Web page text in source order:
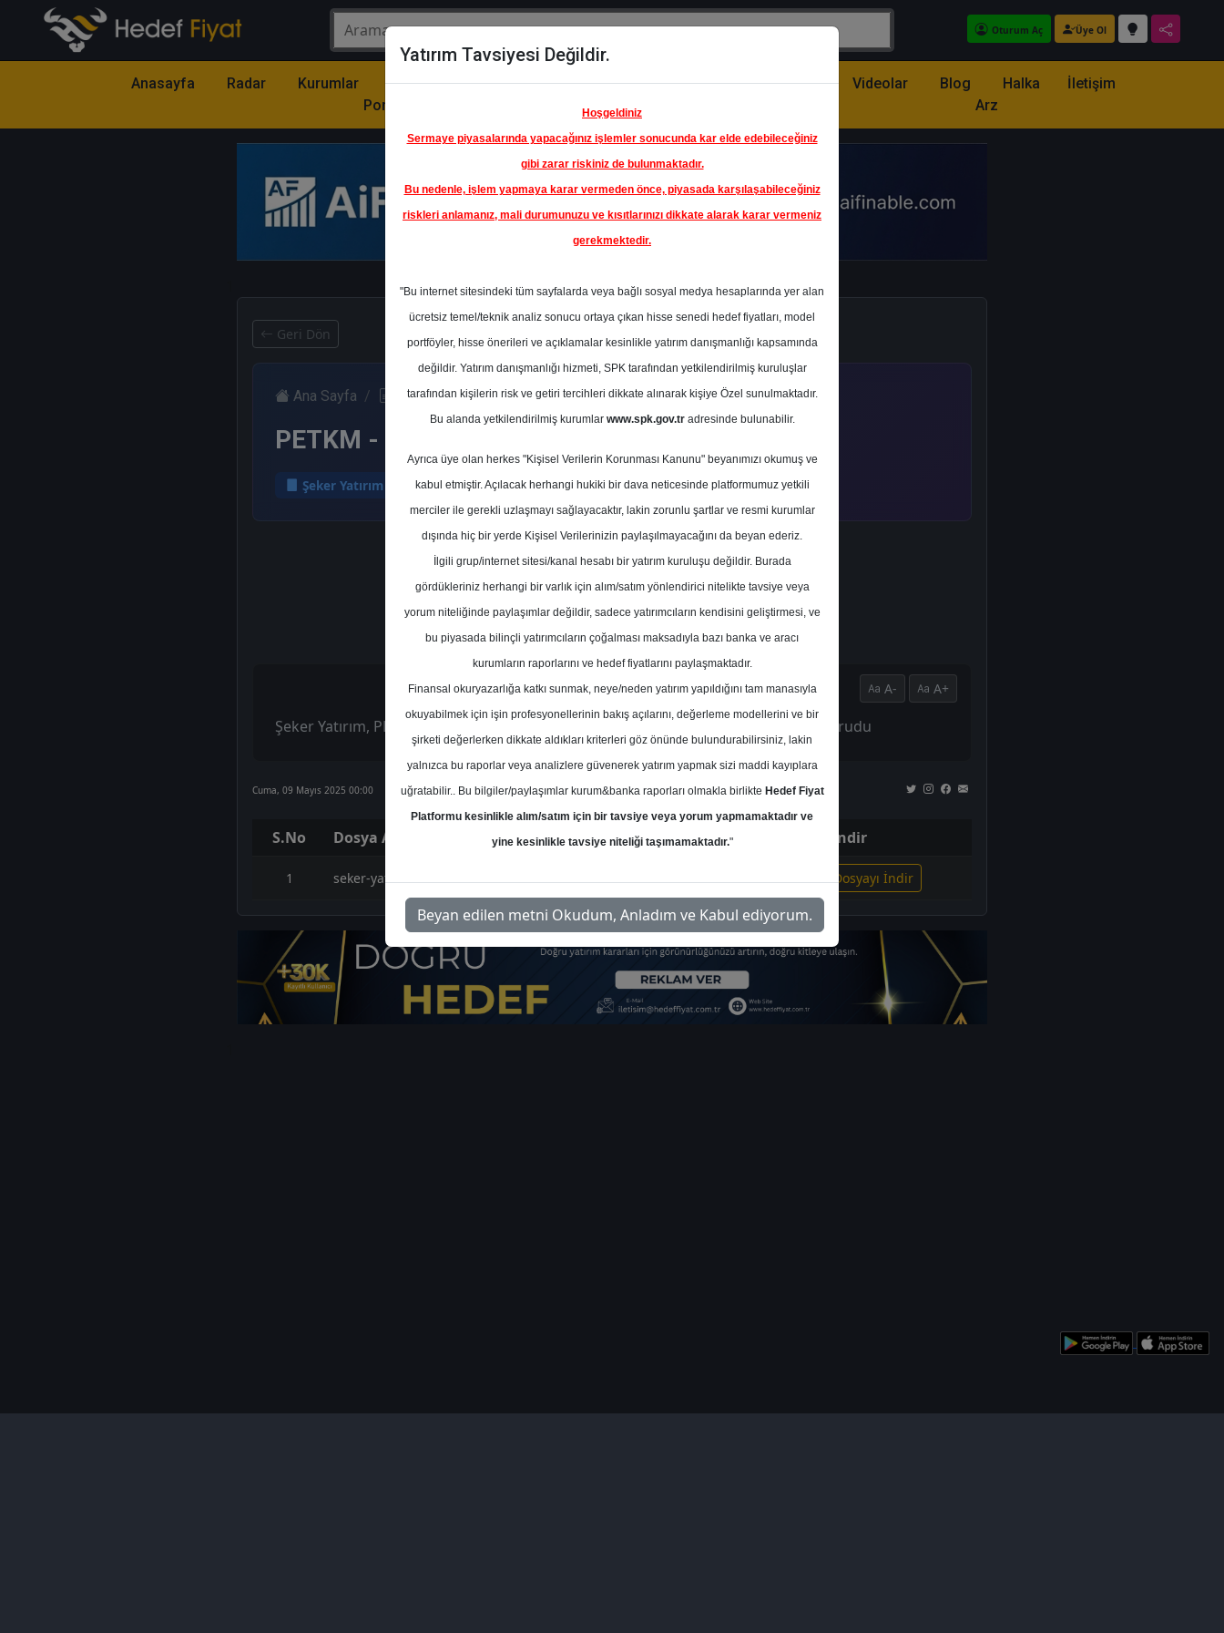
Oturum Aç Üye Ol
Anasayfa Radar Kurumlar
Model
Portföy
Hisse
Öne
Çıkanlar
Raporlar Partnerlerimiz Videolar Blog
Halka
Arz
İletişim
Geri Dön
Ana Sayfa Raporlar Şeker Yatırım Rapor Detay
PETKM - Hedef Fiyat
Şeker Yatırım 09 Mayıs 2025
A- A+
Şeker Yatırım, PETKM-Petkim için hedef fiyatını 21,53 TL, tavsiyesini "tut" olarak korudu
Cuma, 09 Mayıs 2025 00:00
S.No Dosya Adı İndir
1 seker-yatirim-petkim-hedef-fiyat-459853 İlgili Dosyayı İndir
Yatırım Tavsiyesi Değildir.
Hoşgeldiniz
Sermaye piyasalarında yapacağınız işlemler sonucunda kar elde edebileceğiniz
gibi zarar riskiniz de bulunmaktadır.
Bu nedenle, işlem yapmaya karar vermeden önce, piyasada karşılaşabileceğiniz
riskleri anlamanız, mali durumunuzu ve kısıtlarınızı dikkate alarak karar vermeniz
gerekmektedir.
"Bu internet sitesindeki tüm sayfalarda veya bağlı sosyal medya hesaplarında yer alan
ücretsiz temel/teknik analiz sonucu ortaya çıkan hisse senedi hedef fiyatları, model
portföyler, hisse önerileri ve açıklamalar kesinlikle yatırım danışmanlığı kapsamında
değildir. Yatırım danışmanlığı hizmeti, SPK tarafından yetkilendirilmiş kuruluşlar
tarafından kişilerin risk ve getiri tercihleri dikkate alınarak kişiye Özel sunulmaktadır.
Bu alanda yetkilendirilmiş kurumlar www.spk.gov.tradresinde bulunabilir.
Ayrıca üye olan herkes "Kişisel Verilerin Korunması Kanunu" beyanımızı okumuş ve
kabul etmiştir. Açılacak herhangi hukiki bir dava neticesinde platformumuz yetkili
merciler ile gerekli uzlaşmayı sağlayacaktır, lakin zorunlu şartlar ve resmi kurumlar
dışında hiç bir yerde Kişisel Verilerinizin paylaşılmayacağını da beyan ederiz.
İlgili grup/internet sitesi/kanal hesabı bir yatırım kuruluşu değildir. Burada
gördükleriniz herhangi bir varlık için alım/satım yönlendirici nitelikte tavsiye veya
yorum niteliğinde paylaşımlar değildir, sadece yatırımcıların kendisini geliştirmesi, ve
bu piyasada bilinçli yatırımcıların çoğalması maksadıyla bazı banka ve aracı
kurumların raporlarını ve hedef fiyatlarını paylaşmaktadır.
Finansal okuryazarlığa katkı sunmak, neye/neden yatırım yapıldığını tam manasıyla
okuyabilmek için işin profesyonellerinin bakış açılarını, değerleme modellerini ve bir
şirketi değerlerken dikkate aldıkları kriterleri göz önünde bulundurabilirsiniz, lakin
yalnızca bu raporlar veya analizlere güvenerek yatırım yapmak sizi maddi kayıplara
uğratabilir.. Bu bilgiler/paylaşımlar kurum&banka raporları olmakla birlikte Hedef Fiyat
Platformu kesinlikle alım/satım için bir tavsiye veya yorum yapmamaktadır ve
yine kesinlikle tavsiye niteliği taşımamaktadır."
Beyan edilen metni Okudum, Anladım ve Kabul ediyorum.